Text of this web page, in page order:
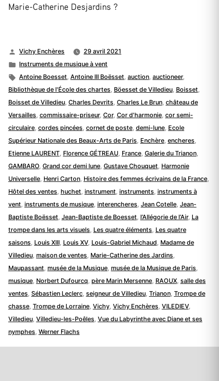
Marie-Catherine Desjardins ?
Publié
par
Vichy Enchères
29 avril 2021
Publié
dans
Instruments de musique à vent
Étiquettes :
Antoine Boesset,Antoine III Boësset,auction,auctioneer,
Bibliothèque de l'École des chartes, Böesset de Villedieu, Boisset,
Boisset de Villedieu, Charles Devrits, Charles Le Brun, château de
Versailles, commissaire-priseur, Cor, Cor d'harmonie, cor semi-
circulaire, cordes pincées, cornet de poste, demi-lune, Ecole
Supérieur Nationale des Beaux-Arts de Paris, Enchère, encheres,
Etienne LAURENT, Florence GÉTREAU, France, Galerie du Trianon,
GAMBARO, Grand cor demi lune, Gustave Chouquet, Harmonie
Universelle, Henri Carton, Histoire des femmes écrivains de la France,
Hôtel des ventes, huchet, instrument, instruments, instruments à
vent, instruments de musique, interencheres, Jean Cotelle, Jean-
Baptiste Boësset, Jean-Baptiste de Boesset, l’Allégorie de l’Air, La
trompe dans les arts visuels, Les quatre éléments, Les quatre
saisons, Louis XIII, Louis XV, Louis-Gabriel Michaud, Madame de
Villedieu, maison de ventes, Marie-Catherine des Jardins,
Maupassant, musée de la Musique, musée de la Musique de Paris,
musique, Norbert Dufourcq, père Marin Mersenne, RAOUX, salle des
ventes, Sébastien Leclerc, seigneur de Villedieu, Trianon, Trompe de
chasse, Trompe de Lorraine, Vichy, Vichy Enchères, VILEDIEV,
Villedieu, Villedieu-les-Poêles, Vue du Labyrinthe avec Diane et ses
nymphes, Werner Flachs